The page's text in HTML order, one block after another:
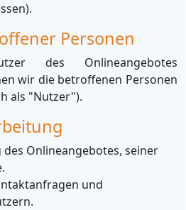
Personen
des Onlineangebotes
wir die betroffenen Personen
als "Nutzer").
Onlineangebotes, seiner
und